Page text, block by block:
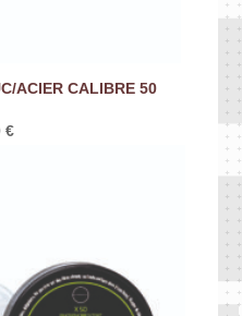
ACIER CALIBRE 50
€